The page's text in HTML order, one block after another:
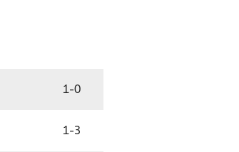
1-0
1-3